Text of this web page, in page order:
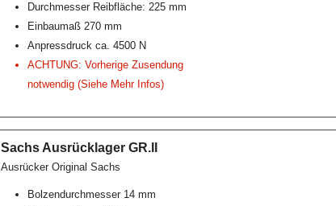
Durchmesser Reibfläche: 225 mm
Einbaumaß 270 mm
Anpressdruck ca. 4500 N
ACHTUNG: Vorherige Zusendung
notwendig (Siehe Mehr Infos)
Sachs Ausrücklager GR.II
Ausrücker Original Sachs
Bolzendurchmesser 14 mm